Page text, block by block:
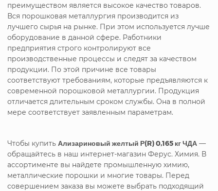
преимуществом является высокое качество товаров.
Вся порошковая металлургия производится из
лучшего сырья на рынке. При этом используется лучше
оборудование в данной сфере. Работники
предприятия строго контролируют все
производственные процессы и следят за качеством
продукции. По этой причине все товары
соответствуют требованиям, которые предъявляются к
современной порошковой металлургии. Продукция
отличается длительным сроком службы. Она в полной
мере соответствует заявленным параметрам.
Чтобы купить Ализариновый желтый Р(R) 0,165 кг ЧДА —
обращайтесь в наш интернет-магазин Ферус. Химия. В
ассортименте вы найдете промышленную химию,
металлические порошки и многие товары. Перед
совершением заказа вы можете выбрать подходящий